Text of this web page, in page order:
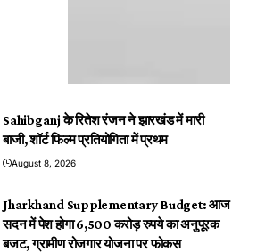
Sahibganj के रितेश रंजन ने झारखंड में मारी
बाजी, शॉर्ट फिल्म प्रतियोगिता में प्रथम
August 8, 2026
Jharkhand Supplementary Budget: आज
सदन में पेश होगा 6,500 करोड़ रुपये का अनुपूरक
बजट, ग्रामीण रोजगार योजना पर फोकस